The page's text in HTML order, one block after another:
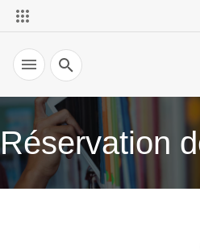
Recherche
Réservation